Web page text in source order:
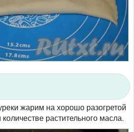
жарим на хорошо разогретой
растительного масла.